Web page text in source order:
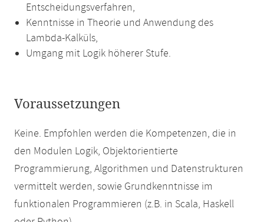
Entscheidungsverfahren,
Kenntnisse in Theorie und Anwendung des
Lambda-Kalküls,
Umgang mit Logik höherer Stufe.
Voraussetzungen
Keine. Empfohlen werden die Kompetenzen, die in
den Modulen Logik, Objektorientierte
Programmierung, Algorithmen und Datenstrukturen
vermittelt werden, sowie Grundkenntnisse im
funktionalen Programmieren (z.B. in Scala, Haskell